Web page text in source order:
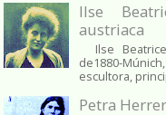
Ilse
austriaca
Ilse
de1880-
escultora,
Petra